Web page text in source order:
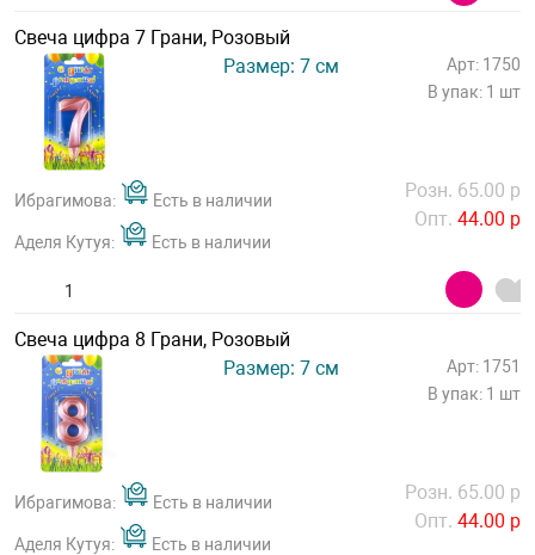
Свеча цифра 7 Грани, Розовый
Размер: 7 см
Арт: 1750
В упак: 1 шт
Ибрагимова: Есть в наличии
Аделя Кутуя: Есть в наличии
Розн. 65.00 р
Опт. 44.00 р
Свеча цифра 8 Грани, Розовый
Размер: 7 см
Арт: 1751
В упак: 1 шт
Ибрагимова: Есть в наличии
Аделя Кутуя: Есть в наличии
Розн. 65.00 р
Опт. 44.00 р